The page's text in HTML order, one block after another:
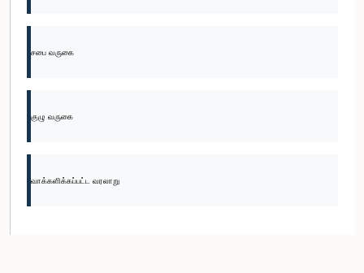
சபை வருகை
குழு வருகை
வாக்களிக்கப்பட்ட வரலாறு